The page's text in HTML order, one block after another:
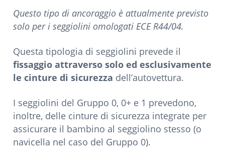
Questo tipo di ancoraggio è attualmente previsto
solo per i seggiolini omologati ECE R44/04.
Questa tipologia di seggiolini prevede il
fissaggio attraverso solo ed esclusivamente
le cinture di sicurezza dell’autovettura.
I seggiolini del Gruppo 0, 0+ e 1 prevedono,
inoltre, delle cinture di sicurezza integrate per
assicurare il bambino al seggiolino stesso (o
navicella nel caso del Gruppo 0).